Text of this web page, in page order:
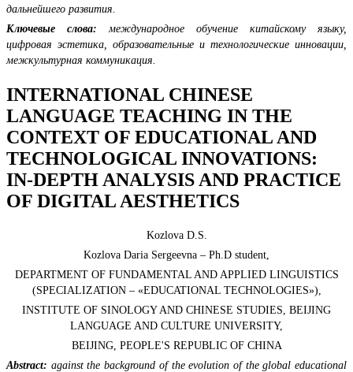
дальнейшего развития.
Ключевые слова:
международное обучение китайскому языку,
цифровая эстетика, образовательные и технологические инновации,
межкультурная коммуникация.
INTERNATIONAL CHINESE
LANGUAGE TEACHING IN THE
CONTEXT OF EDUCATIONAL AND
TECHNOLOGICAL INNOVATIONS:
IN-DEPTH ANALYSIS AND PRACTICE
OF DIGITAL AESTHETICS
Kozlova D.S.
Kozlova Daria Sergeevna – Ph.D student,
DEPARTMENT OF FUNDAMENTAL AND APPLIED LINGUISTICS
(SPECIALIZATION – «EDUCATIONAL TECHNOLOGIES»),
INSTITUTE OF SINOLOGY AND CHINESE STUDIES, BEIJING
LANGUAGE AND CULTURE UNIVERSITY,
BEIJING, PEOPLE'S REPUBLIC OF CHINA
Abstract: against the background of the evolution of the global educational